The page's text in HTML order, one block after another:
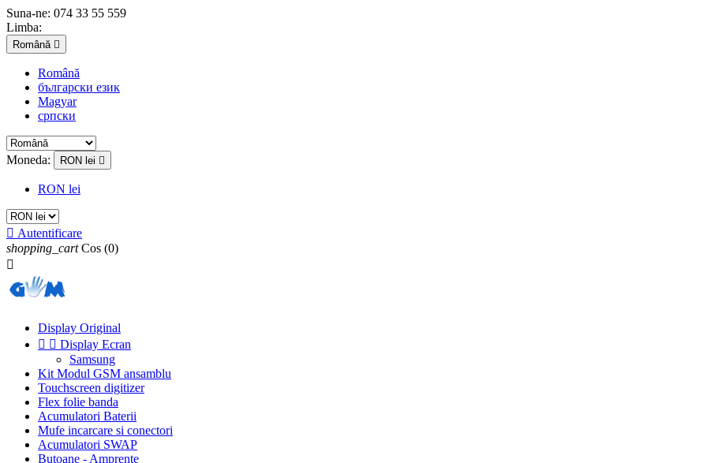
Suna-ne: 074 33 55 559
Limba:
Română 
Română
български език
Magyar
српски
Moneda: RON lei 
RON lei
 Autentificare
shopping_cart Cos (0)

Display Original
  Display Ecran
Samsung
Kit Modul GSM ansamblu
Touchscreen digitizer
Flex folie banda
Acumulatori Baterii
Mufe incarcare si conectori
Acumulatori SWAP
Butoane - Amprente